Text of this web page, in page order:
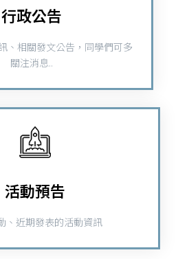
行政公告
、相關發文公告，同學們可多
關注消息..
活動預告
、近期發表的活動資訊